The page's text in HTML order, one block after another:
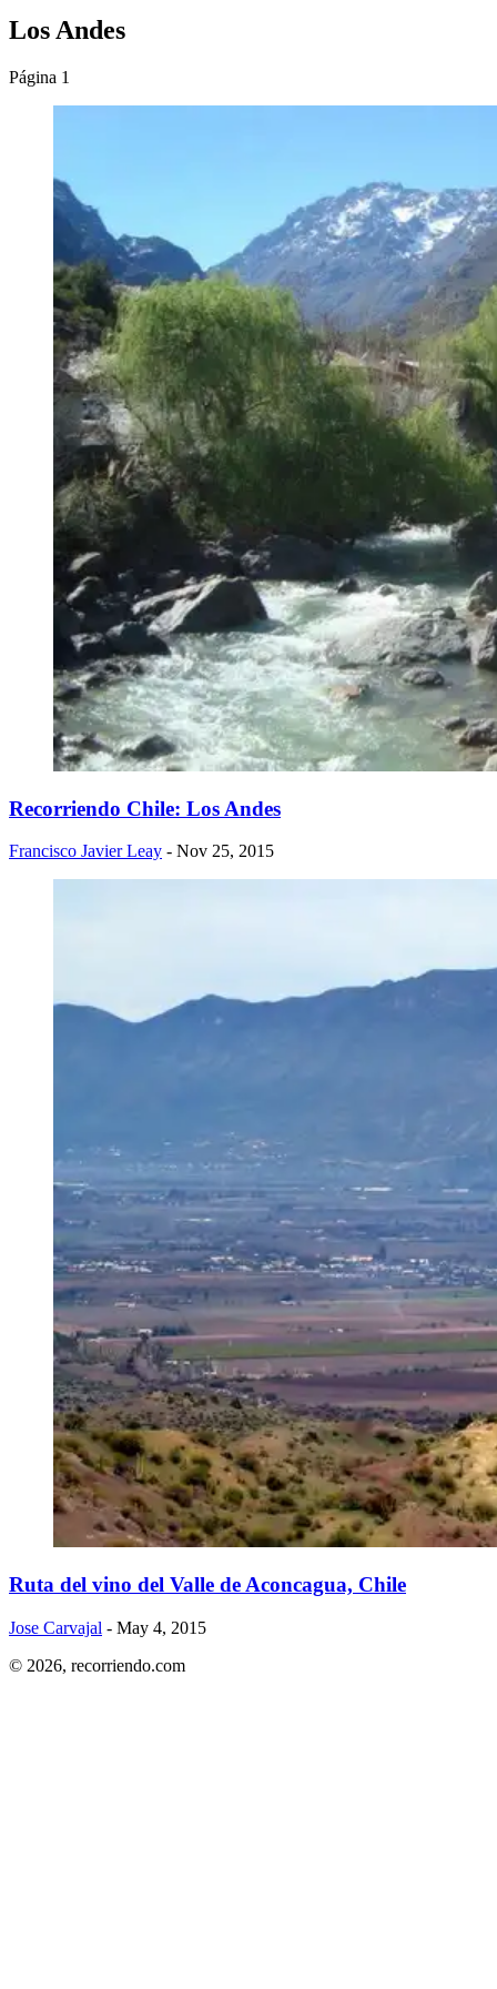
Los Andes
Página 1
Recorriendo Chile: Los Andes
Francisco Javier Leay - Nov 25, 2015
Ruta del vino del Valle de Aconcagua, Chile
Jose Carvajal - May 4, 2015
© 2026, recorriendo.com